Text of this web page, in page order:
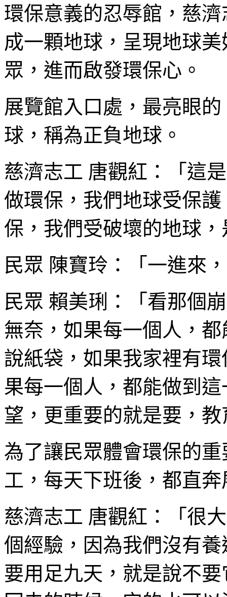
環保意義的忍辱館，慈
成一顆地球，呈現地球
眾，進而啟發環保心。
展覽館入口處，最亮眼
球，稱為正負地球。
慈濟志工 唐觀紅：「這
做環保，我們地球受保
保，我們受破壞的地球
民眾 陳寶玲：「一進來
民眾 賴美琍：「看那個
無奈，如果每一個人，
說紙袋，如果我家裡有
果每一個人，都能做到
望，更重要的就是要，
為了讓民眾體會環保的
工，每天下班後，都直
慈濟志工 唐觀紅：「很
個經驗，因為我們沒有
要用足九天，就是說不